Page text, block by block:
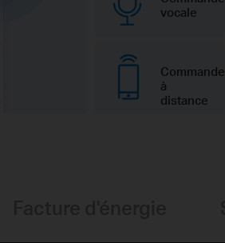
vocale
Commande
à
distance